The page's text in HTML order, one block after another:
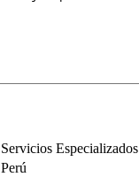
Servicios Especializados
Perú